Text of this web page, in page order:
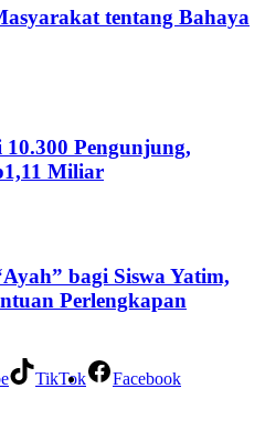
tentang Bahaya
Pengunjung,
Miliar
bagi Siswa Yatim,
Perlengkapan
TikTok Facebook